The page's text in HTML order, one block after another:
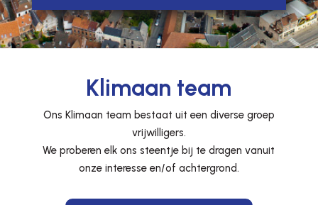
Klimaan team
Ons Klimaan team bestaat uit een diverse groep
vrijwilligers.
We proberen elk ons steentje bij te dragen vanuit
onze interesse en/of achtergrond.